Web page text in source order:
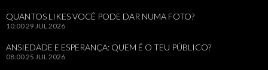
QUANTOS LIKES VOCÊ PODE DAR NUMA FOTO?
10:0029 JUL 2026
ANSIEDADE E ESPERANÇA: QUEM É O TEU PÚBLICO?
08:0025 JUL 2026